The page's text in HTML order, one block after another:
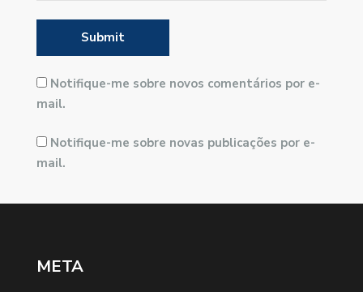
Notifique-me sobre novos comentários por e-
mail.
Notifique-me sobre novas publicações por e-
mail.
META